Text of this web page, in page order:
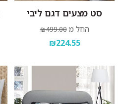
סט מצעים דגם ליבי
החל מ ₪499.00
₪224.55